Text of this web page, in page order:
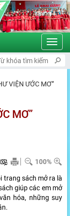
TỬ TRƯỜNG TIỂU
VIỆN ƯỚC MƠ”
MƠ”
100%
trang sách mở ra là
giúp các em mở
hóa, những suy